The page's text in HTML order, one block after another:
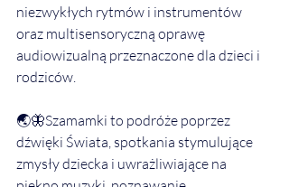
niezwykłych rytmów i instrumentów
oraz multisensoryczną oprawę
audiowizualną przeznaczone dla dzieci i
rodziców.
🌏🦋Szamamki to podróże poprzez
dźwięki Świata, spotkania stymulujące
zmysły dziecka i uwrażliwiające na